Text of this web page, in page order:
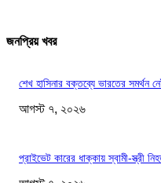
জনপ্রিয় খবর
শেখ হাসিনার বক্তব্যে ভারতের সমর্থন
আগস্ট ৭, ২০২৬
প্রাইভেট কারের ধাক্কায় স্বামী-স্ত্রী